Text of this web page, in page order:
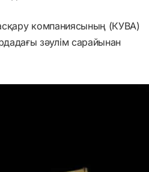
компаниясының (КУВА)
зәулім сарайынан